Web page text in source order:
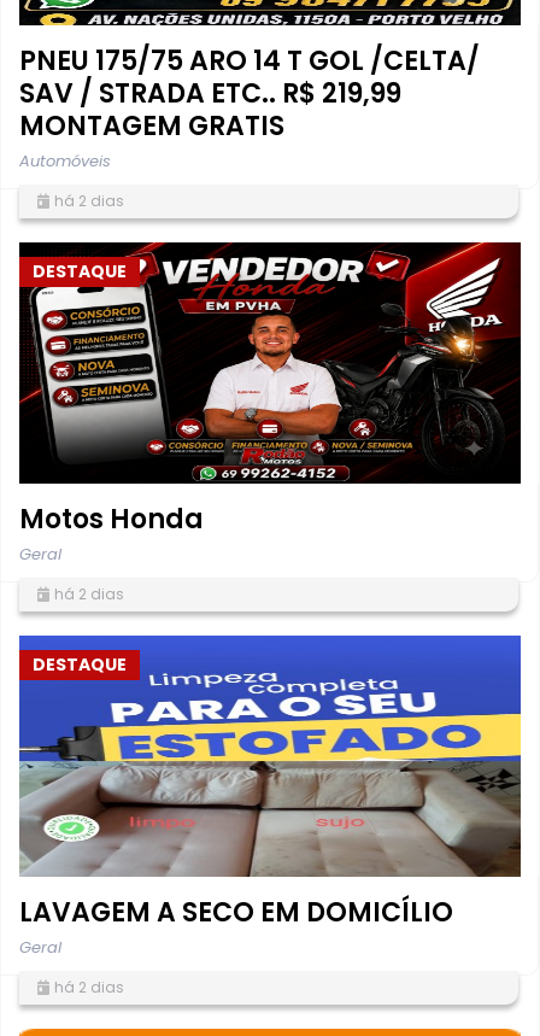
PNEU 175/75 ARO 14 T GOL /CELTA/
SAV / STRADA ETC.. R$ 219,99
MONTAGEM GRATIS
Automóveis
há 2 dias
DESTAQUE
Motos Honda
Geral
há 2 dias
DESTAQUE
LAVAGEM A SECO EM DOMICÍLIO
Geral
há 2 dias